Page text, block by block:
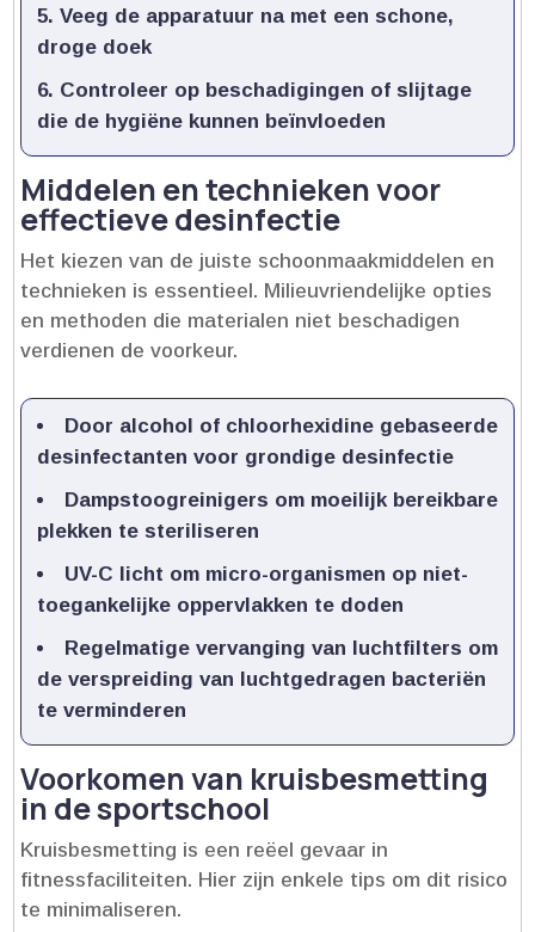
Veeg de apparatuur na met een schone,
droge doek
Controleer op beschadigingen of slijtage
die de hygiëne kunnen beïnvloeden
Middelen en technieken voor
effectieve desinfectie
Het kiezen van de juiste schoonmaakmiddelen en
technieken is essentieel.​ Milieuvriendelijke opties
en methoden die materialen niet beschadigen
verdienen de voorkeur.​
Door alcohol of chloorhexidine gebaseerde
desinfectanten voor grondige desinfectie
Dampstoogreinigers om moeilijk bereikbare
plekken te steriliseren
UV-C licht om micro-organismen op niet-
toegankelijke oppervlakken te doden
Regelmatige vervanging van luchtfilters om
de verspreiding van luchtgedragen bacteriën
te verminderen
Voorkomen van kruisbesmetting
in de sportschool
Kruisbesmetting is een reëel gevaar in
fitnessfaciliteiten.​ Hier zijn enkele tips om dit risico
te minimaliseren.​